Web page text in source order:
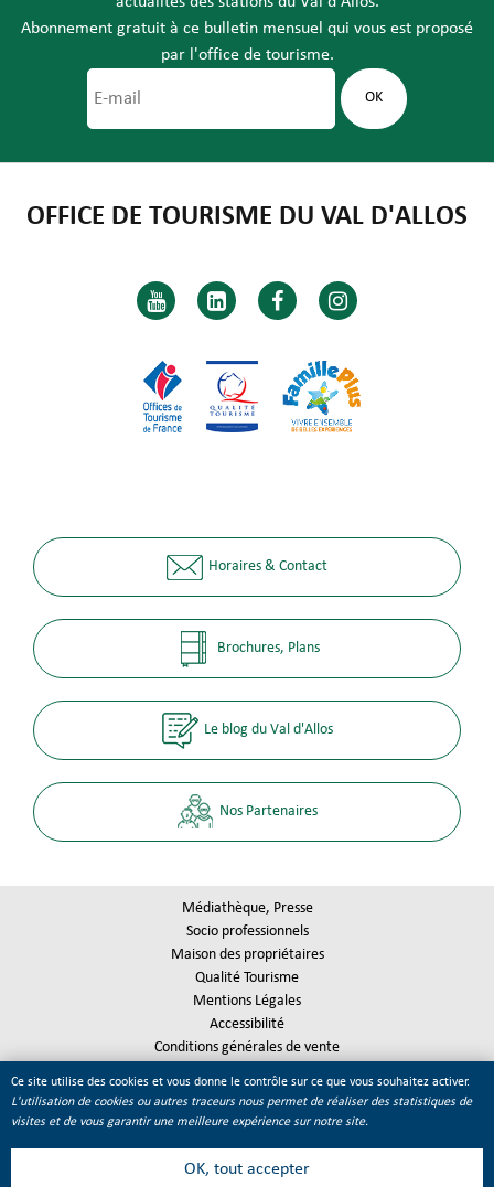
Abonnement gratuit à ce bulletin mensuel qui vous est proposé
par l'office de tourisme.
OFFICE DE TOURISME DU VAL D'ALLOS
Horaires & Contact
Brochures, Plans
Le blog du Val d'Allos
Nos Partenaires
Médiathèque, Presse
Socio professionnels
Maison des propriétaires
Qualité Tourisme
Mentions Légales
Accessibilité
Conditions générales de vente
Ce site utilise des cookies et vous donne le contrôle sur ce que vous souhaitez activer.
L'utilisation de cookies ou autres traceurs nous permet de réaliser des statistiques de
visites et de vous garantir une meilleure expérience sur notre site.
OK, tout accepter